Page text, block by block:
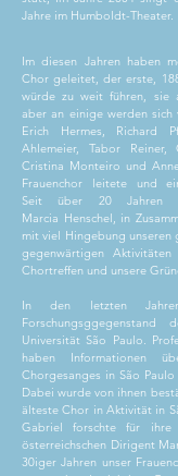
Jahre im Humboldt-Theater.
Im diesen Jahren haben
Chor geleitet, der erste,
würde zu weit führen, sie
aber an einige werden sich
Erich Hermes, Richard
Ahlemeier, Tabor Reiner,
Cristina Monteiro und
Frauenchor leitete und
Seit über 20 Jahren
Marcia Henschel, in
mit viel Hingebung unseren
gegenwärtigen
Chortreffen und unsere
In den letzten
Universität São Paulo.
haben Informationen
Chorgesanges in São
Dabei wurde von ihnen
älteste Chor in Aktivität in
Gabriel forschte für ihre
österreichschen Dirigent
30iger Jahren unser